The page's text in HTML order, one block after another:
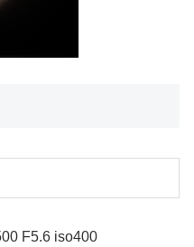
F5.6 iso400